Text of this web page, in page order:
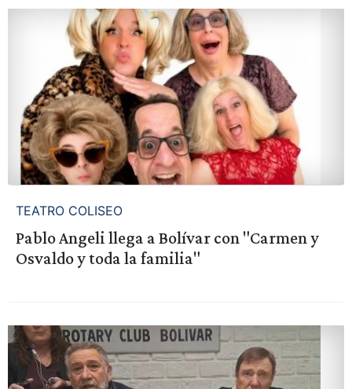
TEATRO COLISEO
Pablo Angeli llega a Bolívar con "Carmen y
Osvaldo y toda la familia"